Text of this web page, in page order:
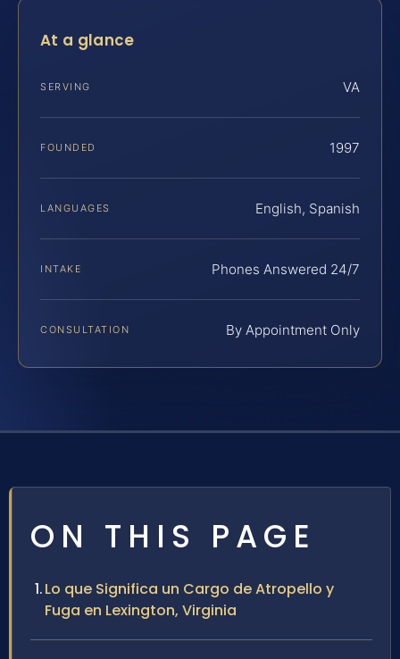
At a glance
SERVING VA
FOUNDED 1997
LANGUAGES English, Spanish
INTAKE Phones Answered 24/7
CONSULTATION By Appointment Only
ON THIS PAGE
Lo que Significa un Cargo de Atropello y
Fuga en Lexington, Virginia